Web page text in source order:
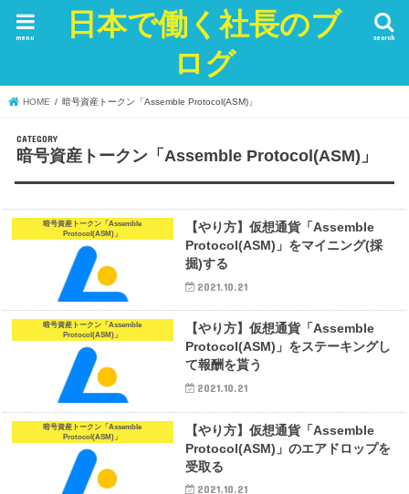
日本で働く社長のブ
ログ
search
menu
HOME 暗号資産トークン「Assemble Protocol(ASM)」
暗号資産トークン「Assemble Protocol(ASM)」
暗号資産トークン「Assemble
Protocol(ASM)」
【やり方】仮想通貨「Assemble
Protocol(ASM)」をマイニング(採
掘)する
2021.10.21
暗号資産トークン「Assemble
Protocol(ASM)」
【やり方】仮想通貨「Assemble
Protocol(ASM)」をステーキングし
て報酬を貰う
2021.10.21
暗号資産トークン「Assemble
Protocol(ASM)」
【やり方】仮想通貨「Assemble
Protocol(ASM)」のエアドロップを
受取る
2021.10.21